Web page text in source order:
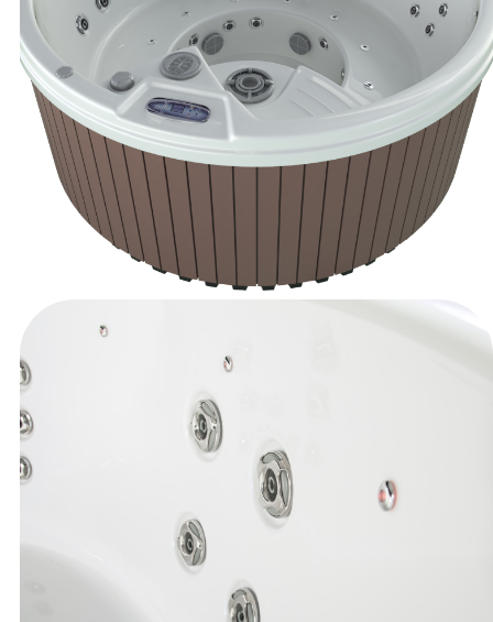
Više se možete informirati na sljedećim linkovima:
http://www.allaboutcookies.org/
http://www.youronlinechoices. eu/